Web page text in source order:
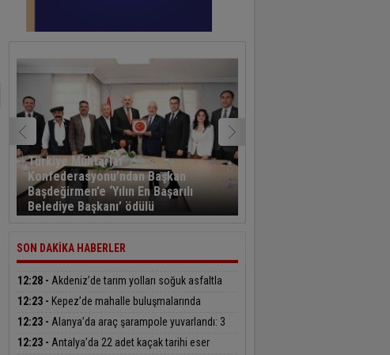
Türkiye Muhtarlar
Konfederasyonu’ndan Başkan
Başdeğirmen’e ‘Yılın En Başarılı
Belediye Başkanı’ ödülü
SON DAKİKA HABERLER
12:28 - Akdeniz’de tarım yolları soğuk asfaltla
yenileniyor
12:23 - Kepez’de mahalle buluşmalarında
çocuklar hem öğrenip hem eğlendiler
12:23 - Alanya’da araç şarampole yuvarlandı: 3
yaralı
12:23 - Antalya’da 22 adet kaçak tarihi eser